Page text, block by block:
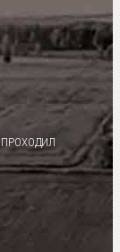
ПРОХОДИЛ